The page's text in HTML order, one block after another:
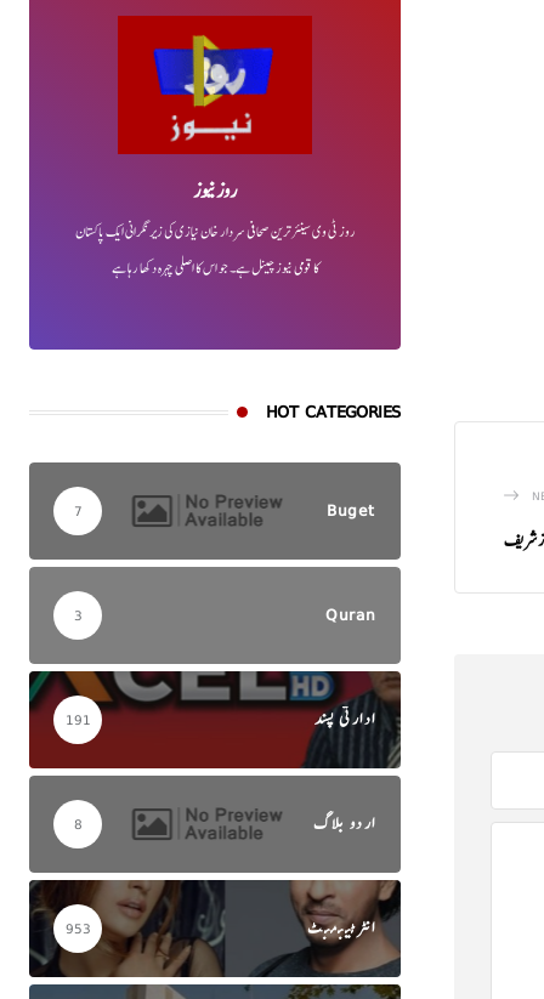
شریف
روز نیوز
روز ٹی وی سینئر ترین صحافی سردار خان نیازی کی زیر نگرانی ایک پاکستان
کا قومی نیوز چینل ہے۔ جو اس کا اصلی چہرہ دکھا رہا ہے
HOT CATEGORIES
Buget
7
Quran
3
ادارتی پسند 191
اردو بلاگ 8
انٹرٹینمنٹ 953